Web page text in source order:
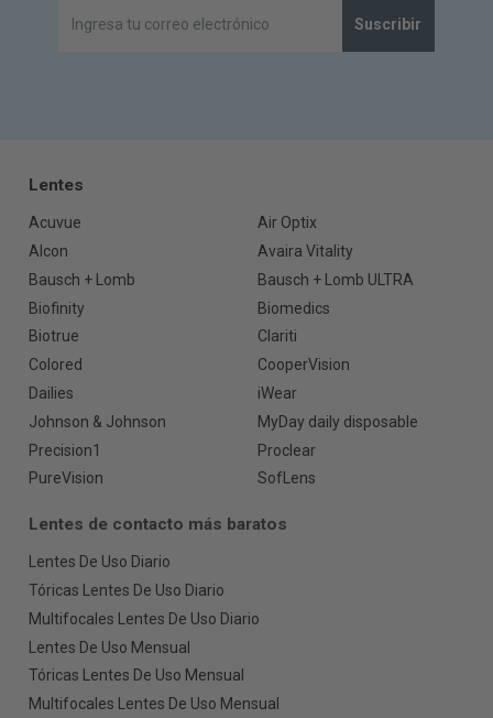
Suscribir
Lentes
Acuvue
Air Optix
Alcon
Avaira Vitality
Bausch + Lomb
Bausch + Lomb ULTRA
Biofinity
Biomedics
Biotrue
Clariti
Colored
CooperVision
Dailies
iWear
Johnson & Johnson
MyDay daily disposable
Precision1
Proclear
PureVision
SofLens
Lentes de contacto más baratos
Lentes De Uso Diario
Tóricas Lentes De Uso Diario
Multifocales Lentes De Uso Diario
Lentes De Uso Mensual
Tóricas Lentes De Uso Mensual
Multifocales Lentes De Uso Mensual